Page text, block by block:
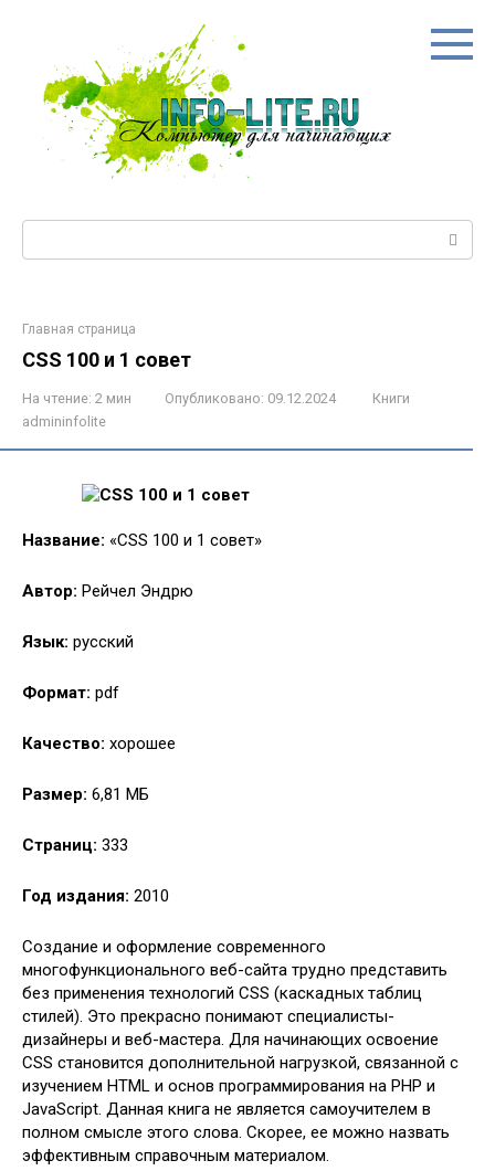
Главная страница
CSS 100 и 1 совет
На чтение: 2 мин Опубликовано: 09.12.2024
Книги
admininfolite
Название: «CSS 100 и 1 совет»
Автор: Рейчел Эндрю
Язык: русский
Формат: pdf
Качество: хорошее
Размер: 6,81 МБ
Страниц: 333
Год издания: 2010
Создание и оформление современного
многофункционального веб-сайта трудно представить
без применения технологий CSS (каскадных таблиц
стилей). Это прекрасно понимают специалисты-
дизайнеры и веб-мастера. Для начинающих освоение
CSS становится дополнительной нагрузкой, связанной с
изучением HTML и основ программирования на PHP и
JavaScript. Данная книга не является самоучителем в
полном смысле этого слова. Скорее, ее можно назвать
эффективным справочным материалом.